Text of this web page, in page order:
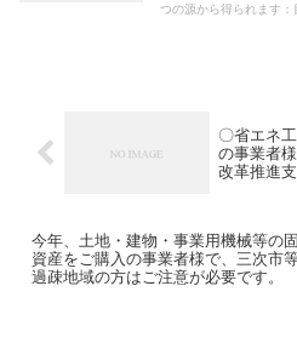
つの源から得られます：
〇省エネ
の事業者
改革推進
今年、土地・建物・事業用機械等の
資産をご購入の事業者様で、三次市
過疎地域の方はご注意が必要です。